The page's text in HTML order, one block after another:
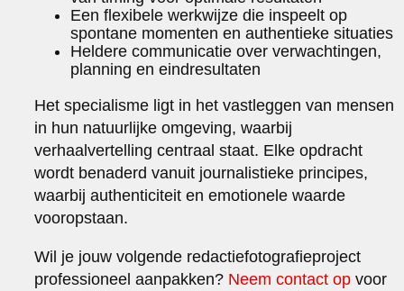
Een flexibele werkwijze die inspeelt op
spontane momenten en authentieke situaties
Heldere communicatie over verwachtingen,
planning en eindresultaten
Het specialisme ligt in het vastleggen van mensen
in hun natuurlijke omgeving, waarbij
verhaalvertelling centraal staat. Elke opdracht
wordt benaderd vanuit journalistieke principes,
waarbij authenticiteit en emotionele waarde
vooropstaan.
Wil je jouw volgende redactiefotografieproject
professioneel aanpakken? Neem contact op voor